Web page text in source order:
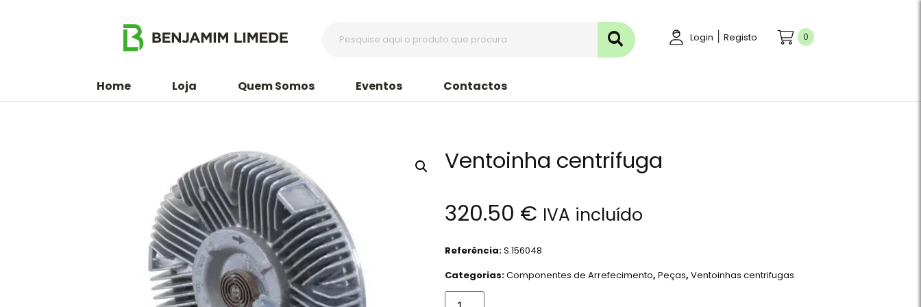
Login Registo 0
Home Loja Quem Somos Eventos Contactos
Ventoinha centrifuga
320.50 € IVA incluído
Referência:S.156048
Categorias:Componentes de Arrefecimento,Peças,Ventoinhas centrifugas